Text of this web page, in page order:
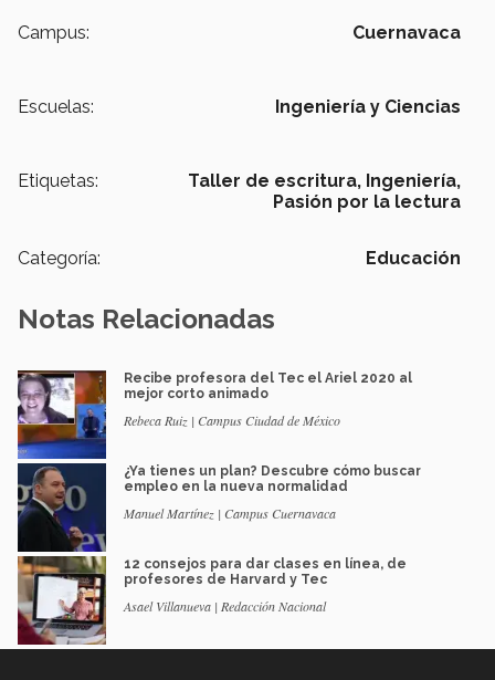
Campus: Cuernavaca
Escuelas: Ingeniería y Ciencias
Etiquetas: Taller de escritura, Ingeniería,
Pasión por la lectura
Categoría: Educación
Notas Relacionadas
Recibe profesora del Tec el Ariel 2020 al
mejor corto animado
Rebeca Ruiz | Campus Ciudad de México
¿Ya tienes un plan? Descubre cómo buscar
empleo en la nueva normalidad
Manuel Martínez | Campus Cuernavaca
12 consejos para dar clases en línea, de
profesores de Harvard y Tec
Asael Villanueva | Redacción Nacional